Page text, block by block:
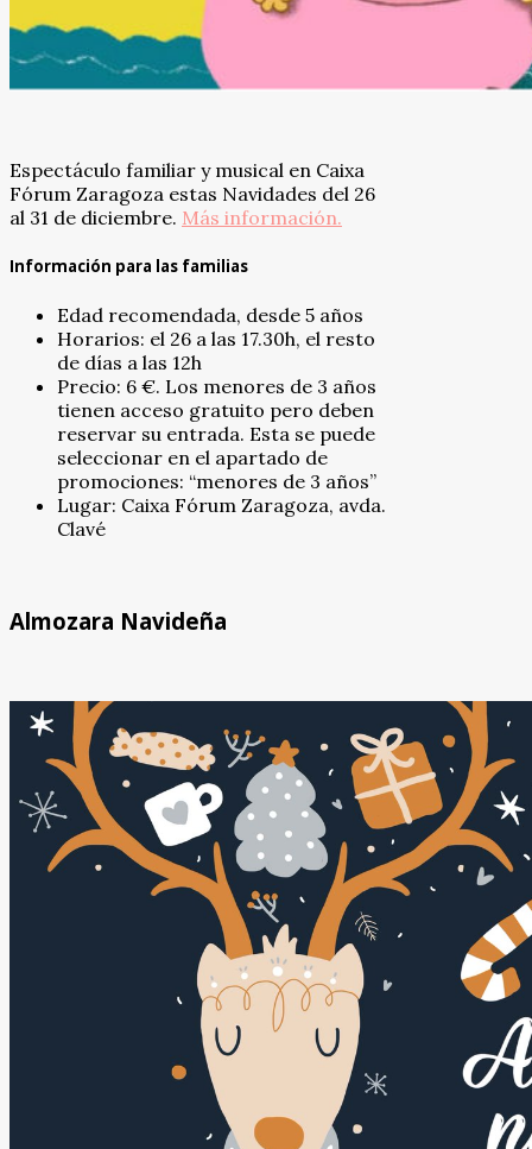
Espectáculo familiar y musical en Caixa
Fórum Zaragoza estas Navidades del 26
al 31 de diciembre. Más información.
Información para las familias
Edad recomendada, desde 5 años
Horarios: el 26 a las 17.30h, el resto
de días a las 12h
Precio: 6 €. Los menores de 3 años
tienen acceso gratuito pero deben
reservar su entrada. Esta se puede
seleccionar en el apartado de
promociones: “menores de 3 años”
Lugar: Caixa Fórum Zaragoza, avda.
Clavé
Almozara Navideña